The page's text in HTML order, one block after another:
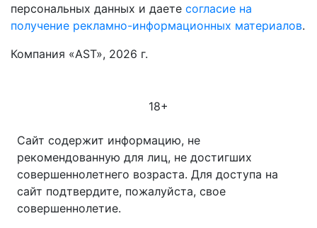
персональных данных и даете согласие на
получение рекламно-информационных материалов.
Компания «AST», 2026 г.
18+
Сайт содержит информацию, не
рекомендованную для лиц, не достигших
совершеннолетнего возраста. Для доступа на
сайт подтвердите, пожалуйста, свое
совершеннолетие.